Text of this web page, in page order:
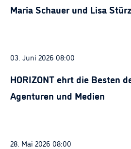
Maria Schauer und Lisa
03. Juni 2026 08:00
HORIZONT ehrt die Besten
Agenturen und Medien
28. Mai 2026 08:00